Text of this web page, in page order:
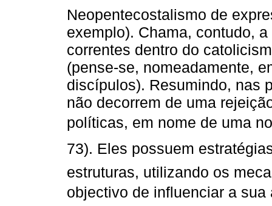
Neopentecostalismo de
exemplo). Chama, contudo,
correntes dentro do
(pense-se, nomeadamente,
discípulos). Resumindo, nas
não decorrem de uma
políticas, em nome de uma
73). Eles possuem
estruturas, utilizando os
objectivo de influenciar a sua